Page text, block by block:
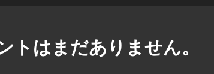
トはまだありません。